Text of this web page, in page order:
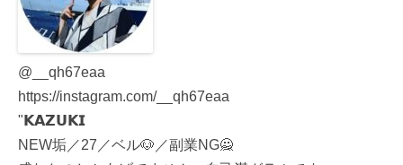
@__qh67eaa
https://instagram.com/__qh67eaa
"𝗞𝗔𝗭𝗨𝗞𝗜
NEW垢／27／ベル🐶／副業NG🙅